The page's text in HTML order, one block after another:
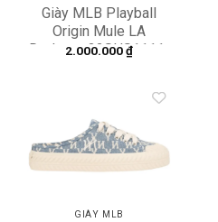
Giày MLB Playball
Origin Mule LA
Dodgers 32SHS1111-
2.000.000₫
Add to
wishlist
GIÀY MLB